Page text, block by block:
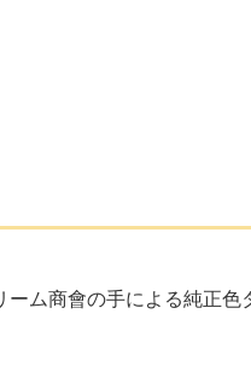
ーム商會の手による純正色